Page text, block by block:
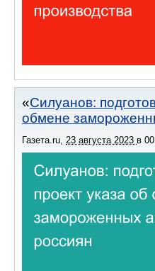
Силуанов:
обмене
Газета.ru, 23 августа 2023 в